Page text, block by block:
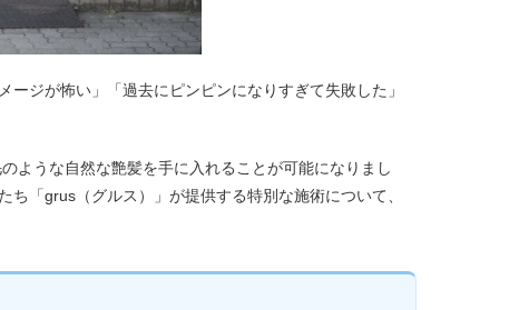
ジが怖い」「過去にピンピンになりすぎて失敗した」
ような自然な艶髪を手に入れることが可能になりまし
「grus（グルス）」が提供する特別な施術について、